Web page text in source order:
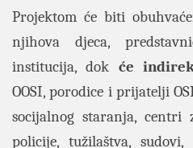
Projektom će biti
njihova djeca,
institucija, dok će
OOSI, porodice i prijatelji
socijalnog staranja, centri
policije, tužilaštva,